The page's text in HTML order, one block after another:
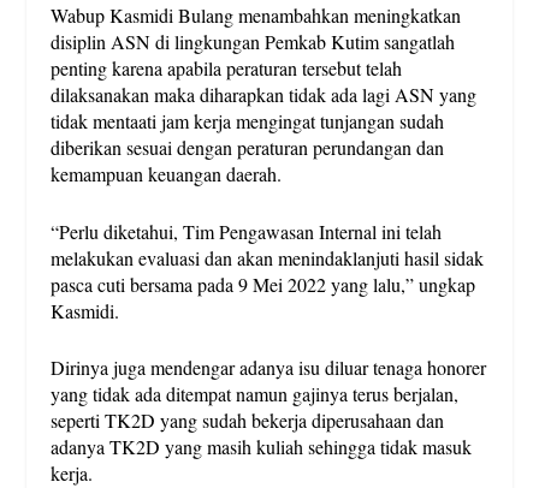
Wabup Kasmidi Bulang menambahkan meningkatkan
disiplin ASN di lingkungan Pemkab Kutim sangatlah
penting karena apabila peraturan tersebut telah
dilaksanakan maka diharapkan tidak ada lagi ASN yang
tidak mentaati jam kerja mengingat tunjangan sudah
diberikan sesuai dengan peraturan perundangan dan
kemampuan keuangan daerah.
“Perlu diketahui, Tim Pengawasan Internal ini telah
melakukan evaluasi dan akan menindaklanjuti hasil sidak
pasca cuti bersama pada 9 Mei 2022 yang lalu,” ungkap
Kasmidi.
Dirinya juga mendengar adanya isu diluar tenaga honorer
yang tidak ada ditempat namun gajinya terus berjalan,
seperti TK2D yang sudah bekerja diperusahaan dan
adanya TK2D yang masih kuliah sehingga tidak masuk
kerja.